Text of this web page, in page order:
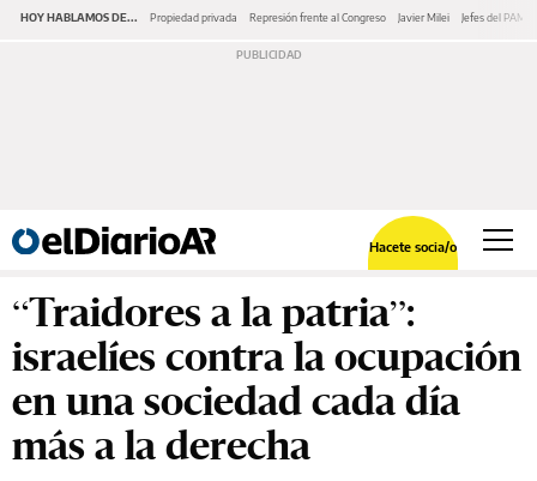
HOY HABLAMOS DE... Propiedad privada Represión frente al Congreso Javier Milei Jefes del PAMI
Hacete socia/o
“Traidores a la patria”:
israelíes contra la ocupación
en una sociedad cada día
más a la derecha